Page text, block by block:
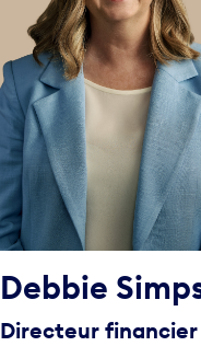
Debbie
Directeur financier